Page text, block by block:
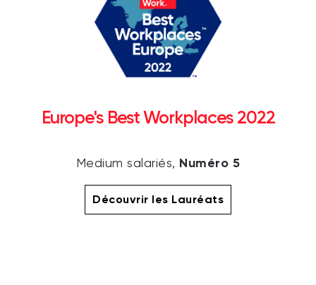
Europe's Best Workplaces 2022
Medium salariés, Numéro 5
Découvrir les Lauréats